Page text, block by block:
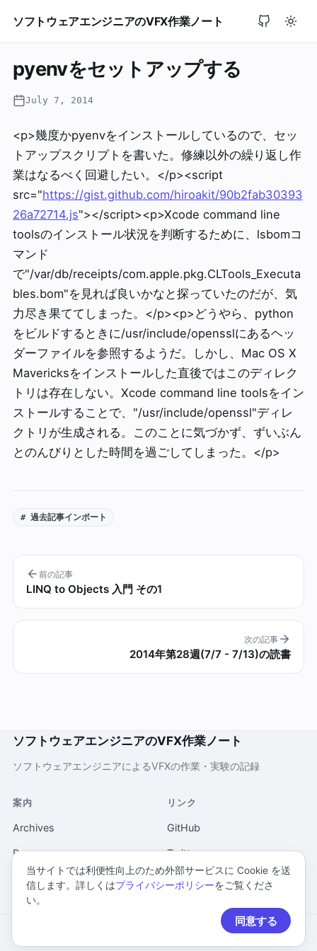
ソフトウェアエンジニアのVFX作業ノート
pyenvをセットアップする
July 7, 2014
<p>幾度かpyenvをインストールしているので、セッ
トアップスクリプトを書いた。修練以外の繰り返し作
業はなるべく回避したい。</p><script
src="https://gist.github.com/hiroakit/90b2fab30393
26a72714.js"></script><p>Xcode command line
toolsのインストール状況を判断するために、lsbomコ
マンド
で"/var/db/receipts/com.apple.pkg.CLTools_Executa
bles.bom"を見れば良いかなと探っていたのだが、気
力尽き果ててしまった。</p><p>どうやら、python
をビルドするときに/usr/include/opensslにあるヘッ
ダーファイルを参照するようだ。しかし、Mac OS X
Mavericksをインストールした直後ではこのディレク
トリは存在しない。Xcode command line toolsをイン
ストールすることで、"/usr/include/openssl"ディレ
クトリが生成される。このことに気づかず、ずいぶん
とのんびりとした時間を過ごしてしまった。</p>
# 過去記事インポート
前の記事
LINQ to Objects 入門 その1
次の記事
2014年第28週(7/7 - 7/13)の読書
ソフトウェアエンジニアのVFX作業ノート
ソフトウェアエンジニアによるVFXの作業・実験の記録
案内
Archives
Pages
当ウェブサイトについて
プライバシーポリシー
リンク
GitHub
Twitter
当サイトでは利便性向上のため外部サービスに Cookie を送
信します。詳しくはプライバシーポリシーをご覧くださ
い。
同意する